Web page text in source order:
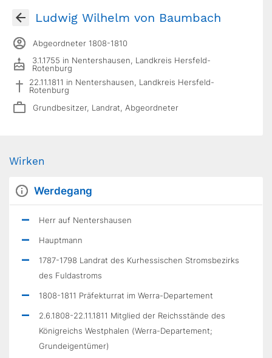
Ludwig Wilhelm von Baumbach
Abgeordneter 1808-1810
3.1.1755 in Nentershausen, Landkreis Hersfeld-
Rotenburg
22.11.1811 in Nentershausen, Landkreis Hersfeld-
Rotenburg
Grundbesitzer, Landrat, Abgeordneter
Wirken
Werdegang
Herr auf Nentershausen
Hauptmann
1787-1798 Landrat des Kurhessischen Stromsbezirks
des Fuldastroms
1808-1811 Präfekturrat im Werra-Departement
2.6.1808-22.11.1811 Mitglied der Reichsstände des
Königreichs Westphalen (Werra-Departement;
Grundeigentümer)